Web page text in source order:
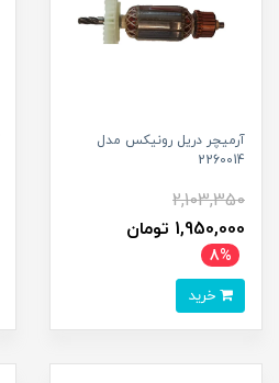
آرمیچر دریل رونیکس مدل
2260014
2,103,350
1,950,000 تومان
8%